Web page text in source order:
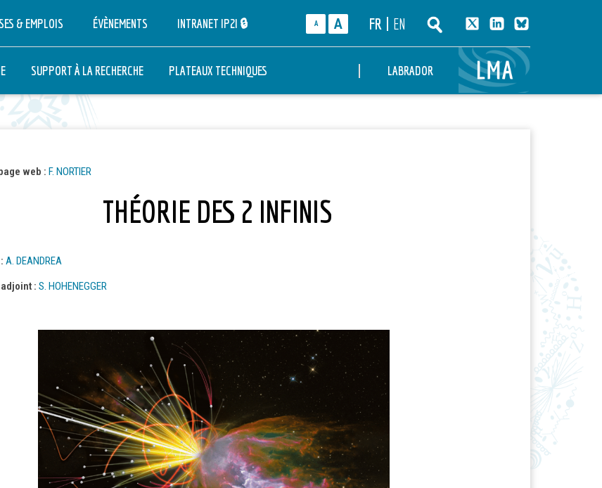
& EMPLOIS ÉVÈNEMENTS INTRANET IP2I 🔒 A A FR EN
SUPPORT À LA RECHERCHE PLATEAUX TECHNIQUES LABRADOR LMA
web : F. NORTIER
THÉORIE DES 2 INFINIS
A. DEANDREA
: S. HOHENEGGER